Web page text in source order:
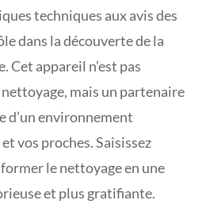
techniques aux avis des
dans la découverte de la
Cet appareil n’est pas
mais un partenaire
d’un environnement
vos proches. Saisissez
le nettoyage en une
et plus gratifiante.